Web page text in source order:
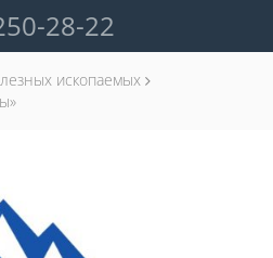
28-22
ископаемых